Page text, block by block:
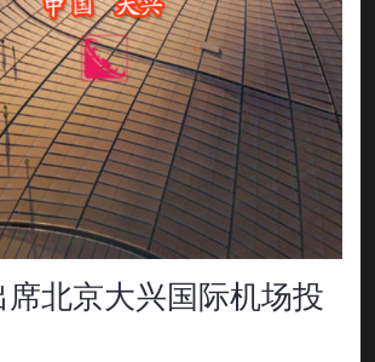
北京大兴国际机场投